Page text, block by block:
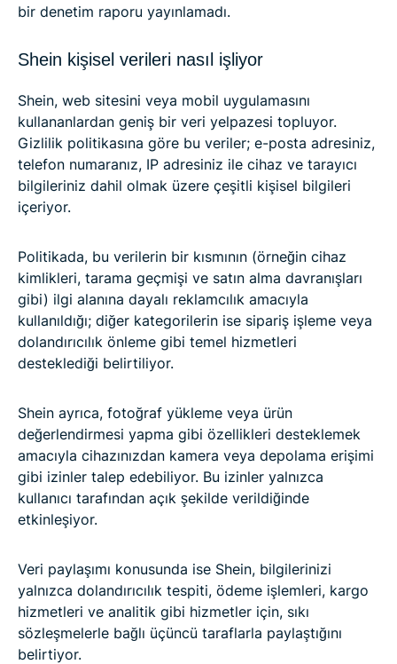
bir denetim raporu yayınlamadı.
Shein kişisel verileri nasıl işliyor
Shein, web sitesini veya mobil uygulamasını
kullananlardan geniş bir veri yelpazesi topluyor.
Gizlilik politikasına göre bu veriler; e-posta adresiniz,
telefon numaranız, IP adresiniz ile cihaz ve tarayıcı
bilgileriniz dahil olmak üzere çeşitli kişisel bilgileri
içeriyor.
Politikada, bu verilerin bir kısmının (örneğin cihaz
kimlikleri, tarama geçmişi ve satın alma davranışları
gibi) ilgi alanına dayalı reklamcılık amacıyla
kullanıldığı; diğer kategorilerin ise sipariş işleme veya
dolandırıcılık önleme gibi temel hizmetleri
desteklediği belirtiliyor.
Shein ayrıca, fotoğraf yükleme veya ürün
değerlendirmesi yapma gibi özellikleri desteklemek
amacıyla cihazınızdan kamera veya depolama erişimi
gibi izinler talep edebiliyor. Bu izinler yalnızca
kullanıcı tarafından açık şekilde verildiğinde
etkinleşiyor.
Veri paylaşımı konusunda ise Shein, bilgilerinizi
yalnızca dolandırıcılık tespiti, ödeme işlemleri, kargo
hizmetleri ve analitik gibi hizmetler için, sıkı
sözleşmelerle bağlı üçüncü taraflarla paylaştığını
belirtiyor.